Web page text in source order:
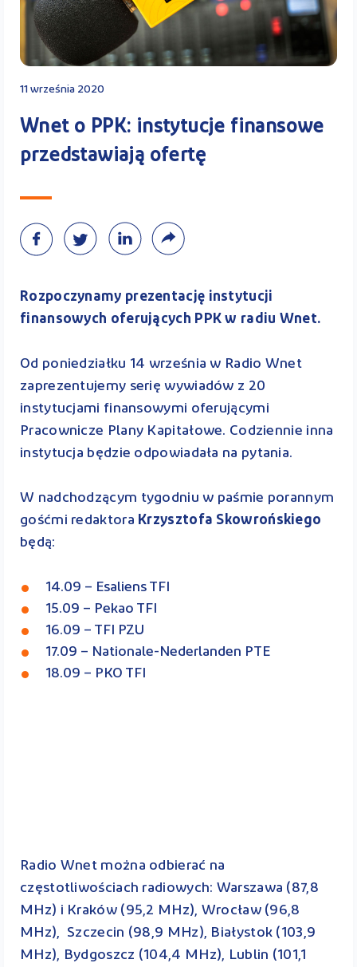
Kontakt
A
11 września 2020
Wnet o PPK: instytucje finansowe
przedstawiają ofertę
Rozpoczynamy prezentację instytucji
finansowych oferujących PPK w radiu Wnet.
Od poniedziałku 14 września w Radio Wnet
zaprezentujemy serię wywiadów z 20
instytucjami finansowymi oferującymi
Pracownicze Plany Kapitałowe. Codziennie inna
instytucja będzie odpowiadała na pytania.
W nadchodzącym tygodniu w paśmie porannym
gośćmi redaktora Krzysztofa Skowrońskiego
będą:
14.09 – Esaliens TFI
15.09 – Pekao TFI
16.09 – TFI PZU
17.09 – Nationale-Nederlanden PTE
18.09 – PKO TFI
Radio Wnet można odbierać na
częstotliwościach radiowych: Warszawa (87,8
MHz) i Kraków (95,2 MHz), Wrocław (96,8
MHz), Szczecin (98,9 MHz), Białystok (103,9
MHz), Bydgoszcz (104,4 MHz), Lublin (101,1